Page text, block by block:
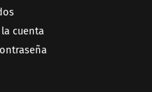
cuenta